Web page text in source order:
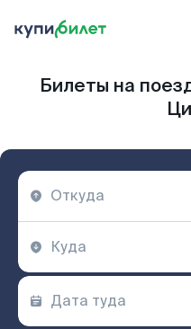
Билеты на